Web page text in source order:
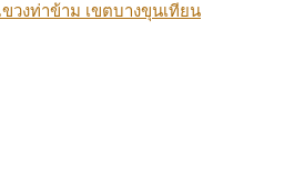
วงท่าข้าม เขตบางขุนเทียน